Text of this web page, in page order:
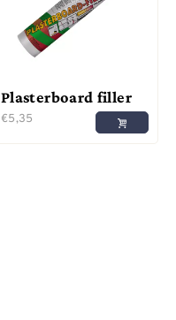
Plasterboard filler
€5,35